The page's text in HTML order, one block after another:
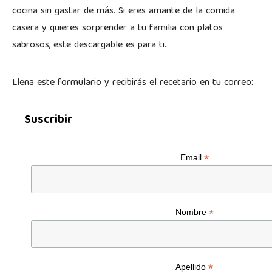
cocina sin gastar de más. Si eres amante de la comida
casera y quieres sorprender a tu familia con platos
sabrosos, este descargable es para ti.
Llena este formulario y recibirás el recetario en tu correo:
Suscribir
Email *
Nombre *
Apellido *